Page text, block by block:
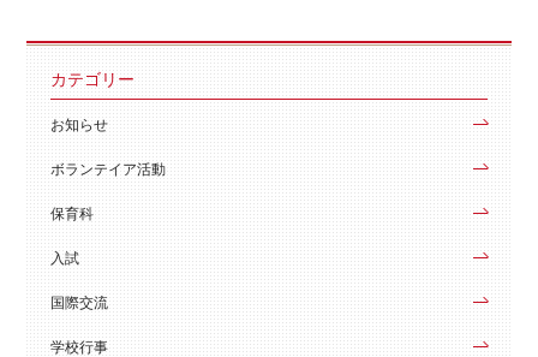
カテゴリー
お知らせ
ボランテイア活動
保育科
入試
国際交流
学校行事